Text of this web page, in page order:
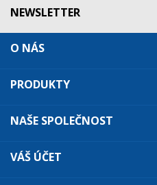
NEWSLETTER
O NÁS
PRODUKTY
NAŠE SPOLEČNOST
VÁŠ ÚČET